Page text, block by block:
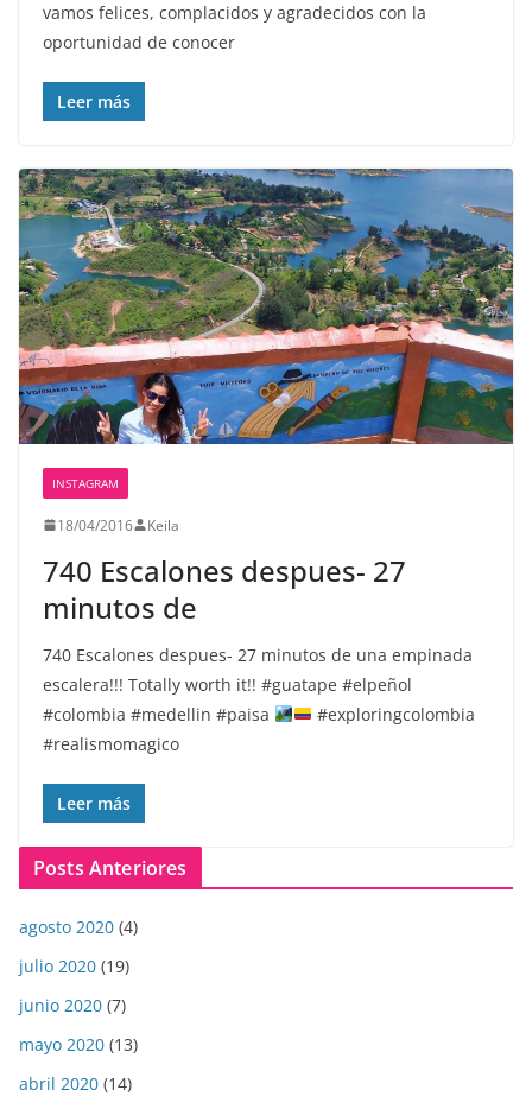
vamos felices, complacidos y agradecidos con la
oportunidad de conocer
Leer más
INSTAGRAM
18/04/2016 Keila
740 Escalones despues- 27
minutos de
740 Escalones despues- 27 minutos de una empinada
escalera!!! Totally worth it!! #guatape #elpeñol
#colombia #medellin #paisa
#exploringcolombia
#realismomagico
Leer más
Posts Anteriores
agosto 2020 (4)
julio 2020 (19)
junio 2020 (7)
mayo 2020 (13)
abril 2020 (14)